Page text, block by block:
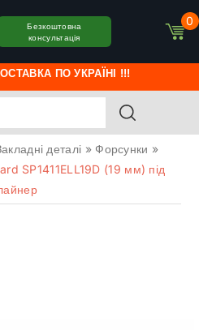
ПО УКРАЇНІ !!!
Безкоштовна
консультація
0
деталі » Форсунки »
SP1411ELL19D (19 мм) під